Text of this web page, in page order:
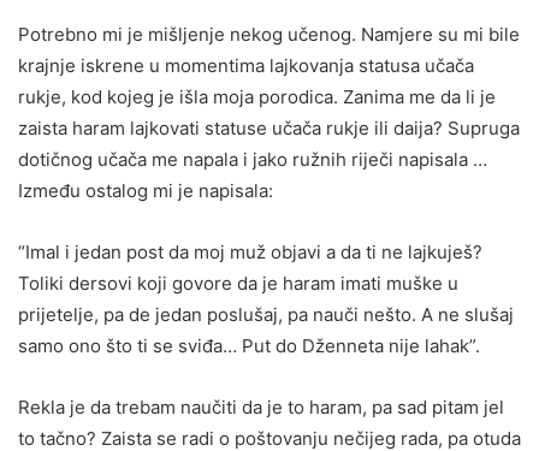
Potrebno mi je mišljenje nekog učenog. Namjere su mi bile
krajnje iskrene u momentima lajkovanja statusa učača
rukje, kod kojeg je išla moja porodica. Zanima me da li je
zaista haram lajkovati statuse učača rukje ili daija? Supruga
dotičnog učača me napala i jako ružnih riječi napisala …
Između ostalog mi je napisala:
“Imal i jedan post da moj muž objavi a da ti ne lajkuješ?
Toliki dersovi koji govore da je haram imati muške u
prijetelje, pa de jedan poslušaj, pa nauči nešto. A ne slušaj
samo ono što ti se sviđa… Put do Dženneta nije lahak”.
Rekla je da trebam naučiti da je to haram, pa sad pitam jel
to tačno? Zaista se radi o poštovanju nečijeg rada, pa otuda